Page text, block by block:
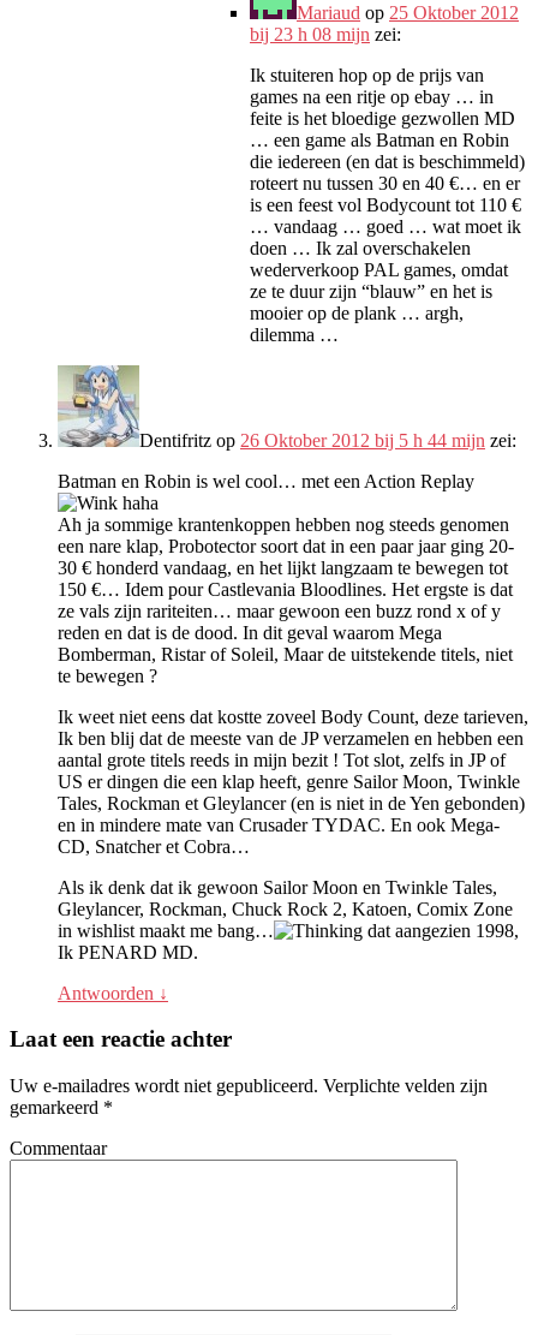
Mariaud op 25 Oktober 2012
bij 23 h 08 mijn zei:
Ik stuiteren hop op de prijs van
games na een ritje op ebay … in
feite is het bloedige gezwollen MD
… een game als Batman en Robin
die iedereen (en dat is beschimmeld)
roteert nu tussen 30 en 40 €… en er
is een feest vol Bodycount tot 110 €
… vandaag … goed … wat moet ik
doen … Ik zal overschakelen
wederverkoop PAL games, omdat
ze te duur zijn “blauw” en het is
mooier op de plank … argh,
dilemma …
Dentifritz op 26 Oktober 2012 bij 5 h 44 mijn zei:
Batman en Robin is wel cool… met een Action Replay
haha
Ah ja sommige krantenkoppen hebben nog steeds genomen
een nare klap, Probotector soort dat in een paar jaar ging 20-
30 € honderd vandaag, en het lijkt langzaam te bewegen tot
150 €… Idem pour Castlevania Bloodlines. Het ergste is dat
ze vals zijn rariteiten… maar gewoon een buzz rond x of y
reden en dat is de dood. In dit geval waarom Mega
Bomberman, Ristar of Soleil, Maar de uitstekende titels, niet
te bewegen ?
Ik weet niet eens dat kostte zoveel Body Count, deze tarieven,
Ik ben blij dat de meeste van de JP verzamelen en hebben een
aantal grote titels reeds in mijn bezit ! Tot slot, zelfs in JP of
US er dingen die een klap heeft, genre Sailor Moon, Twinkle
Tales, Rockman et Gleylancer (en is niet in de Yen gebonden)
en in mindere mate van Crusader TYDAC. En ook Mega-
CD, Snatcher et Cobra…
Als ik denk dat ik gewoon Sailor Moon en Twinkle Tales,
Gleylancer, Rockman, Chuck Rock 2, Katoen, Comix Zone
in wishlist maakt me bang…
dat aangezien 1998,
Ik PENARD MD.
Antwoorden ↓
Laat een reactie achter
Uw e-mailadres wordt niet gepubliceerd. Verplichte velden zijn
gemarkeerd *
Commentaar